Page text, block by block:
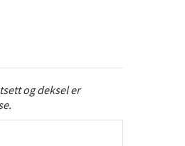
og deksel er